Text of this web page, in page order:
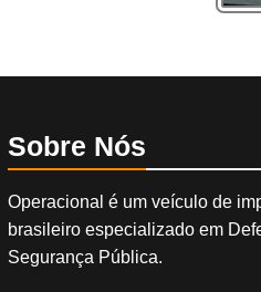
Sobre Nós
Operacional é um veículo de
brasileiro especializado em
Segurança Pública.